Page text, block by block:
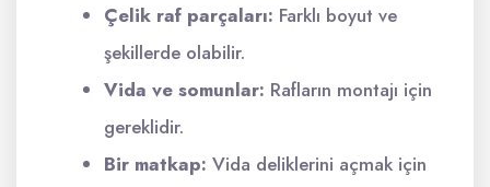
Çelik raf parçaları: Farklı boyut ve
şekillerde olabilir.
Vida ve somunlar: Rafların montajı için
gereklidir.
Bir matkap: Vida deliklerini açmak için